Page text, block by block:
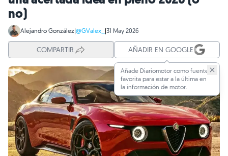
no)
Alejandro González|@GValex_ |31 May 2026
COMPARTIR AÑADIR EN GOOGLE
Añade Diariomotor como fuente
favorita para estar a la última en
la información de motor.